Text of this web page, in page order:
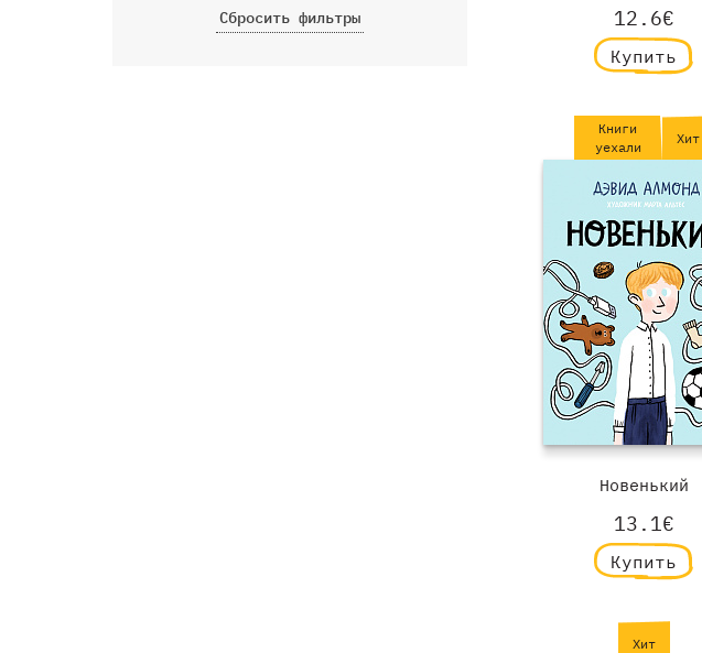
Сбросить фильтры 12.6€
Купить
Книги
уехали
Хит
Новенький
13.1€
Купить
Хит